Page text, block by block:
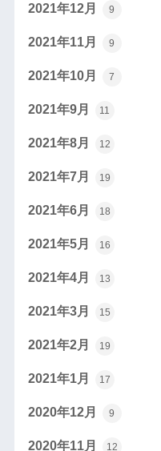
2021年12月 9
2021年11月 9
2021年10月 7
2021年9月 11
2021年8月 12
2021年7月 19
2021年6月 18
2021年5月 16
2021年4月 13
2021年3月 15
2021年2月 19
2021年1月 17
2020年12月 9
2020年11月 12